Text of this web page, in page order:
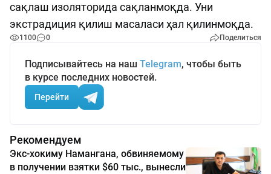
сақлаш изоляторида сақланмоқда. Уни
экстрадиция қилиш масаласи ҳал қилинмоқда.
1100 0 Поделиться
Подписывайтесь на наш Telegram, чтобы быть
в курсе последних новостей.
Перейти
Рекомендуем
Экс-хокиму Намангана, обвиняемому
в получении взятки $60 тыс., вынесли